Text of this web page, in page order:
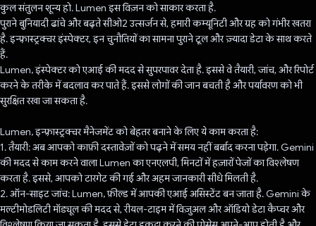
कुल संतुलन शून्य हो. Lumen इस विज़न को साकार करता है.
पुराने बुनियादी ढांचे और बढ़ते सीओ2 उत्सर्जन से, हमारी कम्यूनिटी और ग्रह को गंभीर खतरा
है. इन्फ़्रास्ट्रक्चर इंस्पेक्टर, इन चुनौतियों का सामना पुराने टूल और ज़्यादा डेटा के साथ करते
हैं.
Lumen, इंस्पेक्टर को एआई की मदद से सुपरपावर देता है. इससे वे तैयारी, जांच, और रिपोर्ट
करने के तरीके में बदलाव कर पाते हैं. इससे लोगों की जान बचती है और पर्यावरण को भी
सुरक्षित रखा जा सकता है.
Lumen, इन्फ़्रास्ट्रक्चर मैनेजमेंट को बेहतर बनाने के लिए ये काम करता है:
1. तैयारी: अब आपको काफ़ी दस्तावेज़ों को पढ़ने में समय नहीं बर्बाद करना पड़ेगा. Gemini
की मदद से काम करने वाला Lumen का एनएलपी, मिनटों में हज़ारों पेजों का विश्लेषण
करता है. इससे, आपको टारगेट की गई और अहम जानकारी सीधे मिलती है.
2. ऑन-साइट जांच: Lumen, फ़ील्ड में आपकी एआई असिस्टेंट बन जाता है. Gemini के
मल्टीमोडलिटी मॉड्यूल की मदद से, रीयल-टाइम में विज़ुअल और ऑडियो डेटा कैप्चर और